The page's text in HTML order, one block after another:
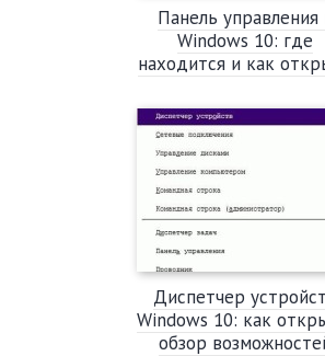
Панель управления
Windows 10: где
находится и как
Диспетчер
Windows 10: как
обзор